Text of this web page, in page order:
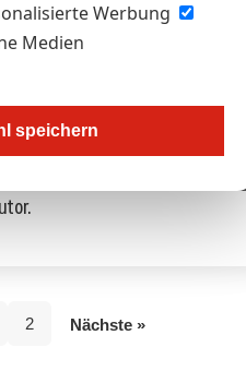
Werbung
Medien
speichern
2 Nächste »